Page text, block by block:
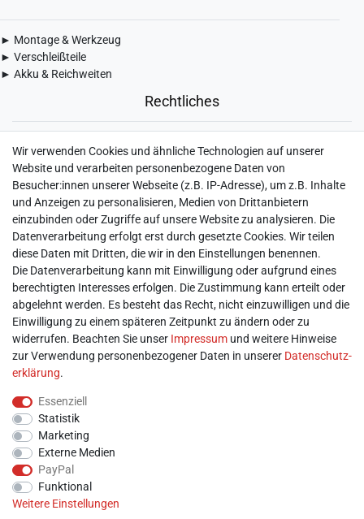
► Montage & Werkzeug
► Verschleißteile
► Akku & Reichweiten
Rechtliches
► Impressum
► Daten­schutz­erklärung
► AGB & Kundeninformation
► Barrierefreiheitserklärung
► Batterieentsorgung
► Kontakt
Mein Konto
► Registrieren
► Login
► Warenkorb
► Zur Kasse
Wir verwenden Cookies und ähnliche Technologien auf unserer
Website und verarbeiten personenbezogene Daten von
Besucher:innen unserer Webseite (z.B. IP-Adresse), um z.B. Inhalte
und Anzeigen zu personalisieren, Medien von Drittanbietern
einzubinden oder Zugriffe auf unsere Website zu analysieren. Die
Datenverarbeitung erfolgt erst durch gesetzte Cookies. Wir teilen
diese Daten mit Dritten, die wir in den Einstellungen benennen.
Die Datenverarbeitung kann mit Einwilligung oder aufgrund eines
berechtigten Interesses erfolgen. Die Zustimmung kann erteilt oder
abgelehnt werden. Es besteht das Recht, nicht einzuwilligen und die
Einwilligung zu einem späteren Zeitpunkt zu ändern oder zu
widerrufen. Beachten Sie unser Impressum und weitere Hinweise
zur Verwendung personenbezogener Daten in unserer Daten­schutz­
erklärung.
Essenziell
Statistik
Marketing
Externe Medien
PayPal
Funktional
Weitere Einstellungen